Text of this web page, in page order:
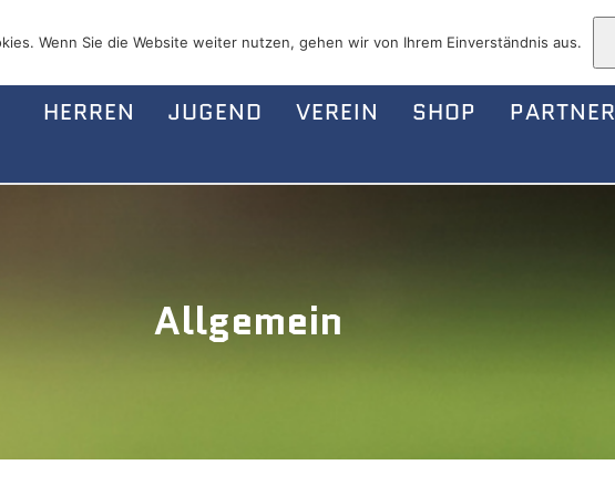
HERREN JUGEND VEREIN SHOP PARTNER
Allgemein
Wenn Sie die Website weiter nutzen, gehen wir von Ihrem Einverständnis aus.